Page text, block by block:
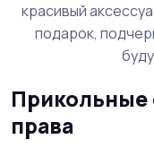
красивый
подарок,
Прикольные
права